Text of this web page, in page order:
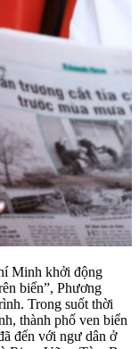
Minh khởi động
biển”, Phương
Trong suốt thời
thành phố ven biển
đến với ngư dân ở